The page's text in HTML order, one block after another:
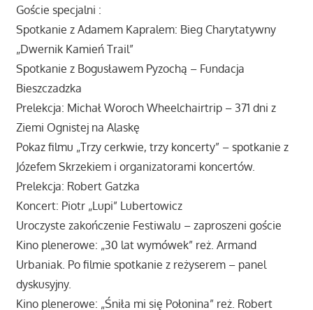
Goście specjalni :
Spotkanie z Adamem Kapralem: Bieg Charytatywny
„Dwernik Kamień Trail”
Spotkanie z Bogusławem Pyzochą – Fundacja
Bieszczadzka
Prelekcja: Michał Woroch Wheelchairtrip – 371 dni z
Ziemi Ognistej na Alaskę
Pokaz filmu „Trzy cerkwie, trzy koncerty” – spotkanie z
Józefem Skrzekiem i organizatorami koncertów.
Prelekcja: Robert Gatzka
Koncert: Piotr „Lupi” Lubertowicz
Uroczyste zakończenie Festiwalu – zaproszeni goście
Kino plenerowe: „30 lat wymówek” reż. Armand
Urbaniak. Po filmie spotkanie z reżyserem – panel
dyskusyjny.
Kino plenerowe: „Śniła mi się Połonina” reż. Robert